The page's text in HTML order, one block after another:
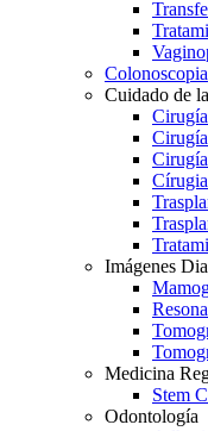
Colonoscopia
Cuidado de
Imágenes
Medicina
Stem
Odontología